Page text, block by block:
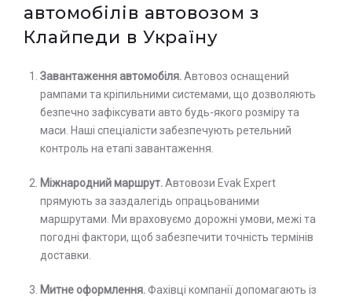
автомобілів автовозом з
Клайпеди в Україну
Завантаження автомобіля.Автовоз оснащений
рампами та кріпильними системами, що дозволяють
безпечно зафіксувати авто будь-якого розміру та
маси. Наші спеціалісти забезпечують ретельний
контроль на етапі завантаження.
Міжнародний маршрут.Автовози Evak Expert
прямують за заздалегідь опрацьованими
маршрутами. Ми враховуємо дорожні умови, межі та
погодні фактори, щоб забезпечити точність термінів
доставки.
Митне оформлення.Фахівці компанії допомагають із